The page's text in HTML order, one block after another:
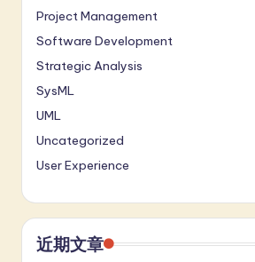
Project Management
Software Development
Strategic Analysis
SysML
UML
Uncategorized
User Experience
近期文章